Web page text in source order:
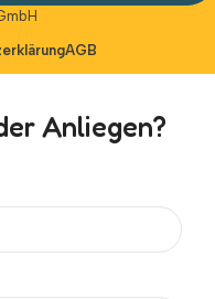
AGB
Anliegen?